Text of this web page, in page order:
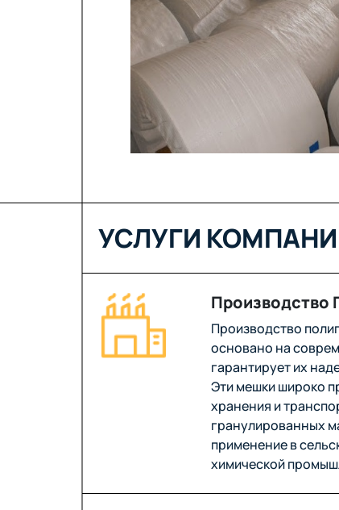
УСЛУГИ
Производство
Производство
основано на
гарантирует их
Эти мешки широко
хранения и
гранулированных
применение в
химической